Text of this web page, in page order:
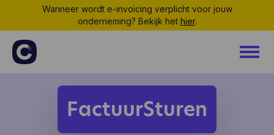
Wanneer wordt e-invoicing verplicht voor jouw
onderneming? Bekijk het hier.
FactuurSturen